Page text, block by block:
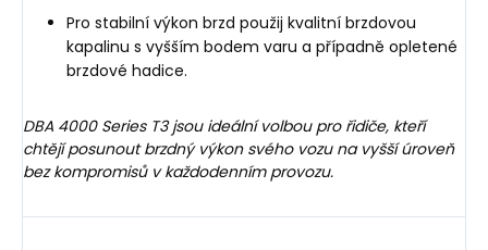
Pro stabilní výkon brzd použij kvalitní brzdovou
kapalinu s vyšším bodem varu a případně opletené
brzdové hadice.
DBA 4000 Series T3 jsou ideální volbou pro řidiče, kteří
chtějí posunout brzdný výkon svého vozu na vyšší úroveň
bez kompromisů v každodenním provozu.